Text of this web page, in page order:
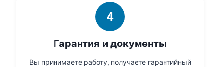
4
Гарантия и документы
Вы принимаете работу, получаете гарантийный